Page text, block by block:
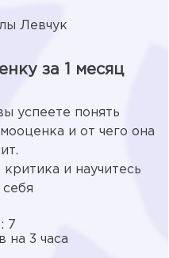
Левчук
за 1 месяц
успеете понять
и от чего она
и научитесь
7
на 3 часа